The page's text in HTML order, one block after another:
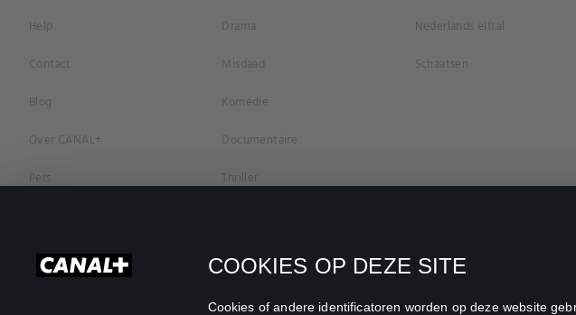
COOKIES OP DEZE SITE
Cookies of andere identificatoren worden op deze website
Help
Contact
Blog
Over CANAL+
Pers
Privacybeleid
Drama
Misdaad
Komedie
Documentaire
Thriller
Romantiek
Nederlands elftal
Schaatsen